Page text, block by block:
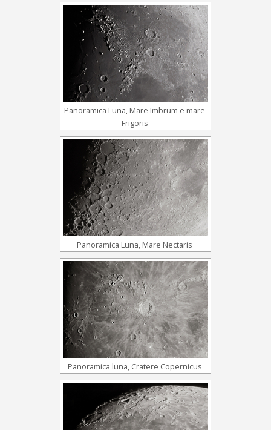
Panoramica Luna, Mare Imbrum e mare
Frigoris
Panoramica Luna, Mare Nectaris
Panoramica luna, Cratere Copernicus